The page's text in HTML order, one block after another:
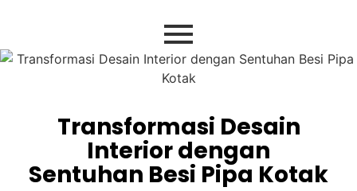
Transformasi Desain
Interior dengan
Sentuhan Besi Pipa Kotak